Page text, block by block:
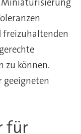
Miniaturisierung
freizuhaltenden
zu können.
geeigneten
für